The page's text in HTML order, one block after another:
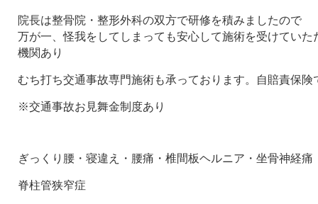
院長は整骨院・整形外科の双方で研修を積みましたので
万が一、怪我をしてしまっても安心して施術を受けてい
機関あり
むち打ち交通事故専門施術も承っております。自賠責保険
※交通事故お見舞金制度あり
ぎっくり腰・寝違え・腰痛・椎間板ヘルニア・坐骨神経痛
脊柱管狭窄症